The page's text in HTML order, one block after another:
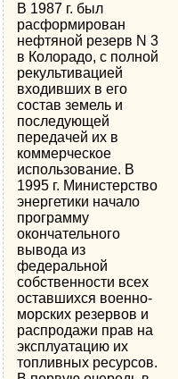
В 1987 г. был
расформирован
нефтяной резерв N 3
в Колорадо, с полной
рекультивацией
входивших в его
состав земель и
последующей
передачей их в
коммерческое
использование. В
1995 г. Министерство
энергетики начало
программу
окончательного
вывода из
федеральной
собственности всех
оставшихся военно-
морских резервов и
распродажи прав на
эксплуатацию их
топливных ресурсов.